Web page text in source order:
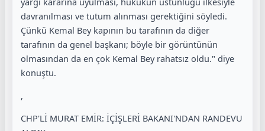
davranılması ve tutum alınması gerektiğini söyledi.
Çünkü Kemal Bey kapının bu tarafının da diğer
tarafının da genel başkanı; böyle bir görüntünün
olmasından da en çok Kemal Bey rahatsız oldu." diye
konuştu.
,
CHP'Lİ MURAT EMİR: İÇİŞLERİ BAKANI'NDAN RANDEVU